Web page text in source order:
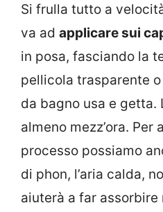
Si frulla tutto a
va ad applicare sui
in posa, fasciando la
pellicola trasparente
da bagno usa e getta.
almeno mezz’ora. Per
processo possiamo
di phon, l’aria calda,
aiuterà a far